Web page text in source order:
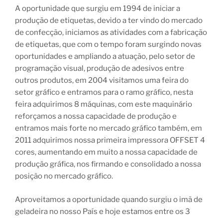
A oportunidade que surgiu em 1994 de iniciar a
produção de etiquetas, devido a ter vindo do mercado
de confecção, iniciamos as atividades com a fabricação
de etiquetas, que com o tempo foram surgindo novas
oportunidades e ampliando a atuação, pelo setor de
programação visual, produção de adesivos entre
outros produtos, em 2004 visitamos uma feira do
setor gráfico e entramos para o ramo gráfico, nesta
feira adquirimos 8 máquinas, com este maquinário
reforçamos a nossa capacidade de produção e
entramos mais forte no mercado gráfico também, em
2011 adquirimos nossa primeira impressora OFFSET 4
cores, aumentando em muito a nossa capacidade de
produção gráfica, nos firmando e consolidado a nossa
posição no mercado gráfico.
Aproveitamos a oportunidade quando surgiu o imã de
geladeira no nosso País e hoje estamos entre os 3